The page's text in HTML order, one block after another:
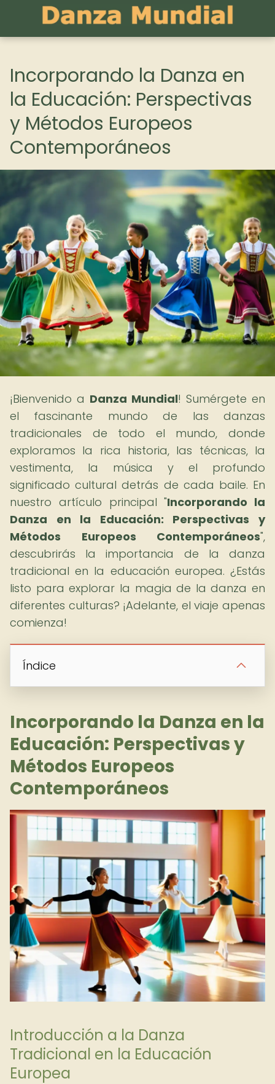
Incorporando la Danza en
la Educación: Perspectivas
y Métodos Europeos
Contemporáneos
¡Bienvenido a Danza Mundial! Sumérgete en
el fascinante mundo de las danzas
tradicionales de todo el mundo, donde
exploramos la rica historia, las técnicas, la
vestimenta, la música y el profundo
significado cultural detrás de cada baile. En
nuestro artículo principal "Incorporando la
Danza en la Educación: Perspectivas y
Métodos Europeos Contemporáneos",
descubrirás la importancia de la danza
tradicional en la educación europea. ¿Estás
listo para explorar la magia de la danza en
diferentes culturas? ¡Adelante, el viaje apenas
comienza!
Índice
Incorporando la Danza en la
Educación: Perspectivas y
Métodos Europeos
Contemporáneos
Introducción a la Danza
Tradicional en la Educación
Europea